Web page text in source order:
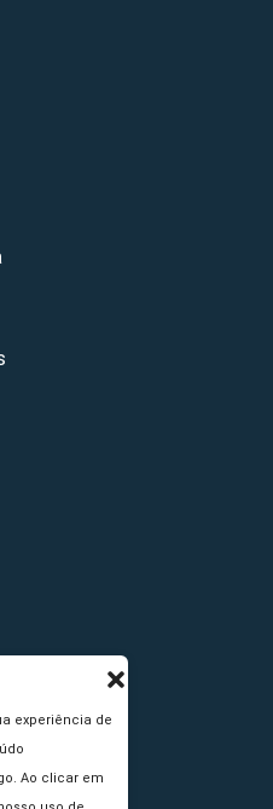
experiência de
Ao clicar em